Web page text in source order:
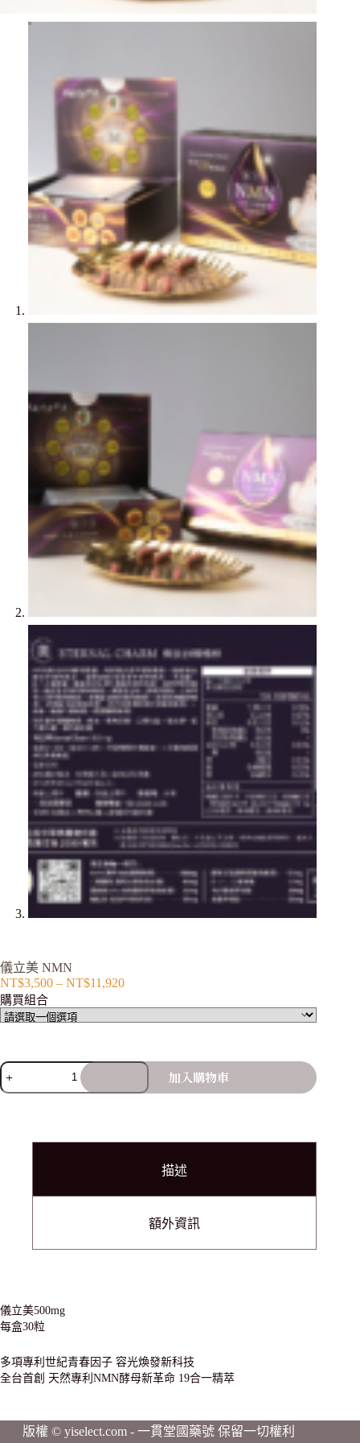
儀立美 NMN
NT$3,500 – NT$11,920
購買組合
加入購物車
描述
額外資訊
儀立美500mg
每盒30粒
多項專利世紀青春因子 容光煥發新科技
全台首創 天然專利NMN酵母新革命 19合一精萃
版權 © yiselect.com - 一貫堂國藥號 保留一切權利